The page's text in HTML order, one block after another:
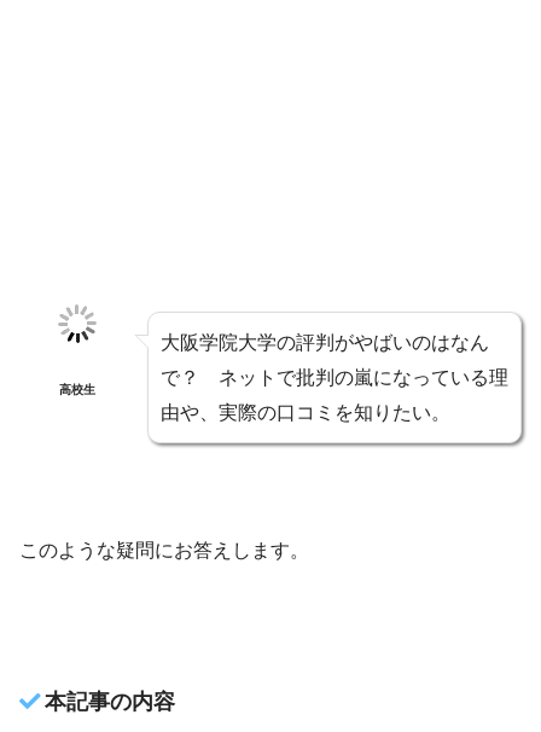
高校生
大阪学院大学の評判がやばいのはなん
で？ ネットで批判の嵐になっている理
由や、実際の口コミを知りたい。
このような疑問にお答えします。
本記事の内容